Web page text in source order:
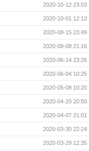
2020-10-12 23:03
2020-10-01 12:13
2020-08-15 23:49
2020-08-08 21:16
2020-06-14 23:26
2020-06-04 10:25
2020-05-08 10:20
2020-04-20 20:50
2020-04-07 21:01
2020-03-30 22:24
2020-03-29 12:35